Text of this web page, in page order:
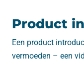
Product
Een product
vermoeden – een